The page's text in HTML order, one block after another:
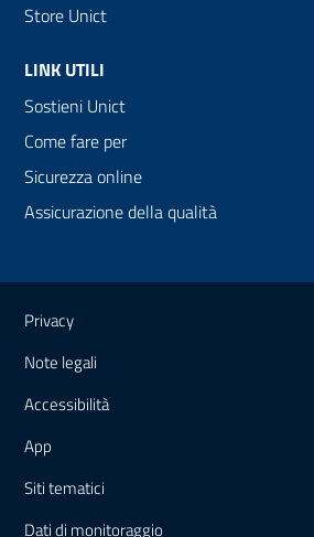
Store Unict
LINK UTILI
Sostieni Unict
Come fare per
Sicurezza online
Assicurazione della qualità
Link e informazioni utili
Privacy
Note legali
Accessibilità
App
Siti tematici
Dati di monitoraggio